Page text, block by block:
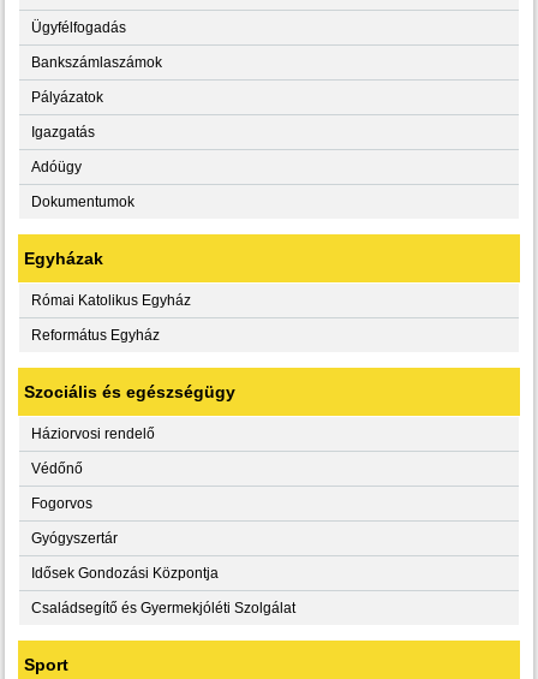
Ügyfélfogadás
Bankszámlaszámok
Pályázatok
Igazgatás
Adóügy
Dokumentumok
Egyházak
Római Katolikus Egyház
Református Egyház
Szociális és egészségügy
Háziorvosi rendelő
Védőnő
Fogorvos
Gyógyszertár
Idősek Gondozási Központja
Családsegítő és Gyermekjóléti Szolgálat
Sport